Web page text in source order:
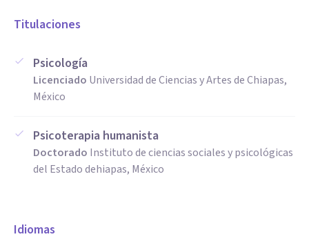
Titulaciones
Psicología
Licenciado Universidad de Ciencias y Artes de Chiapas,
México
Psicoterapia humanista
Doctorado Instituto de ciencias sociales y psicológicas
del Estado dehiapas, México
Idiomas